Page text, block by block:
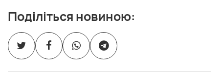
Поділіться новиною: